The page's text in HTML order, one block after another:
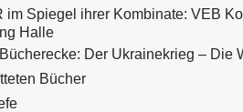
im Spiegel ihrer Kombinate: VEB
Halle
Der Ukrainekrieg – Die
Bücher